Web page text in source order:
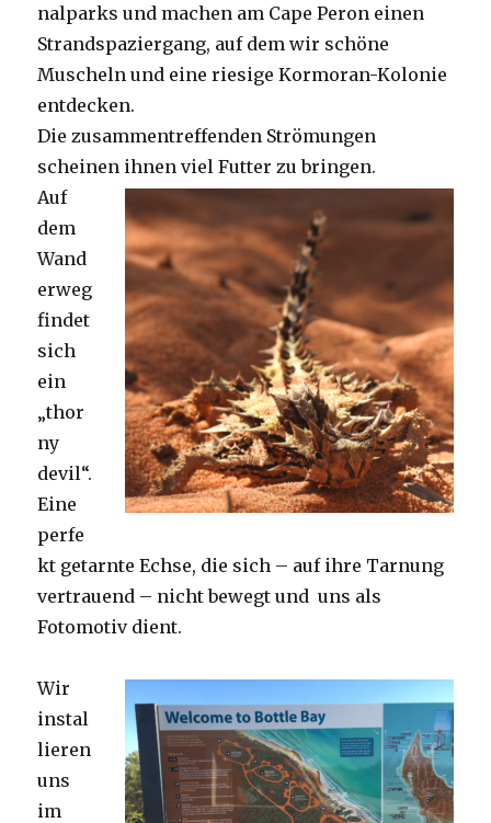
nalparks und machen am Cape Peron einen
Strandspaziergang, auf dem wir schöne
Muscheln und eine riesige Kormoran-Kolonie
entdecken.
Die zusammentreffenden Strömungen
scheinen ihnen viel Futter zu bringen.
Auf
dem
Wand
erweg
findet
sich
ein
„thor
ny
devil“.
Eine
perfe
kt getarnte Echse, die sich – auf ihre Tarnung
vertrauend – nicht bewegt und uns als
Fotomotiv dient.
Wir
instal
lieren
uns
im